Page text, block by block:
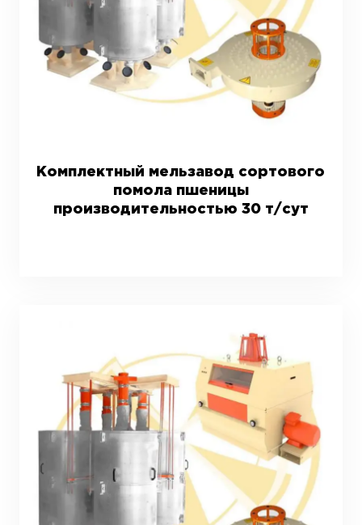
Комплектный мельзавод сортового
помола пшеницы
производительностью 30 т/сут